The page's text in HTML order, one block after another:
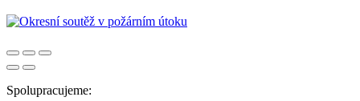
Spolupracujeme: